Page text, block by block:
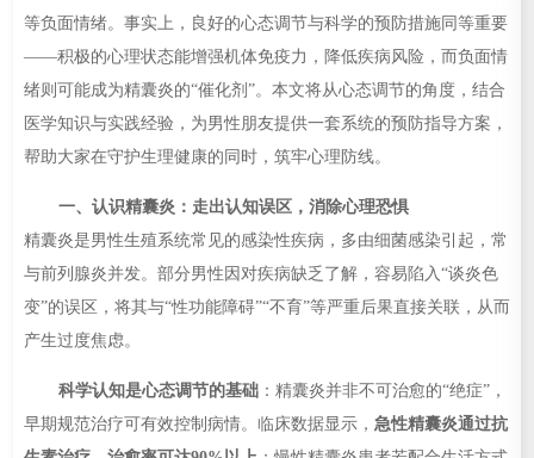
等负面情绪。事实上，良好的心态调节与科学的预防措施同等重要
——积极的心理状态能增强机体免疫力，降低疾病风险，而负面情
绪则可能成为精囊炎的“催化剂”。本文将从心态调节的角度，结合
医学知识与实践经验，为男性朋友提供一套系统的预防指导方案，
帮助大家在守护生理健康的同时，筑牢心理防线。
一、认识精囊炎：走出认知误区，消除心理恐惧
精囊炎是男性生殖系统常见的感染性疾病，多由细菌感染引起，常
与前列腺炎并发。部分男性因对疾病缺乏了解，容易陷入“谈炎色
变”的误区，将其与“性功能障碍”“不育”等严重后果直接关联，从而
产生过度焦虑。
科学认知是心态调节的基础：精囊炎并非不可治愈的“绝症”，
早期规范治疗可有效控制病情。临床数据显示， 急性精囊炎通过抗